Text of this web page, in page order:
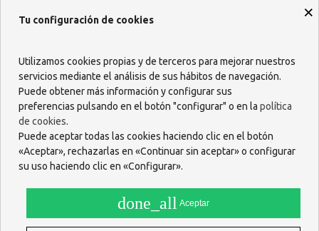
618 085 736
×
Tu configuración de cookies
Utilizamos cookies propias y de terceros para mejorar nuestros
servicios mediante el análisis de sus hábitos de navegación.
Puede obtener más información y configurar sus
preferencias pulsando en el botón "configurar" o en la política
de cookies.
Puede aceptar todas las cookies haciendo clic en el botón
«Aceptar», rechazarlas en «Continuar sin aceptar» o configurar
su uso haciendo clic en «Configurar».
done_all Aceptar